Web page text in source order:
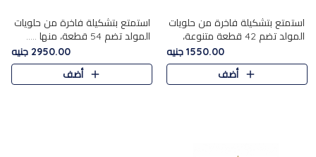
استمتع بتشكيلة فاخرة من حلويات
المولد تضم 42 قطعة متنوعة،
1550.00 جنيه
أضف
استمتع بتشكيلة فاخرة من حلويات
المولد تضم 54 قطعة، منها .....
2950.00 جنيه
أضف